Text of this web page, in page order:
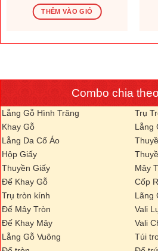
là:
600.000 ₫.
THÊM VÀO GIỎ
Combo chia
Lẵng Gỗ Hình Trăng
Trụ
Khay Gỗ
Lẵng
Lẵng Da Cổ Áo
Hộp Giấy
Thuyền Giấy
Mây
Đế Khay Gỗ
Cốp
Trụ tròn kính
Lãng
Đế Mây Tròn
Vali
Đế Khay Mây
Vali
Lẵng Gỗ Vuông
Túi